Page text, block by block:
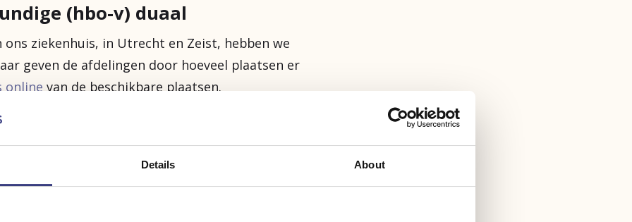
Details About
(hbo-v) duaal
ziekenhuis, in Utrecht en Zeist, hebben we
geven de afdelingen door hoeveel plaatsen er
online van de beschikbare plaatsen.
jaar, in september en februari. Heb je nog
Dan werk je eerst een half jaar op de